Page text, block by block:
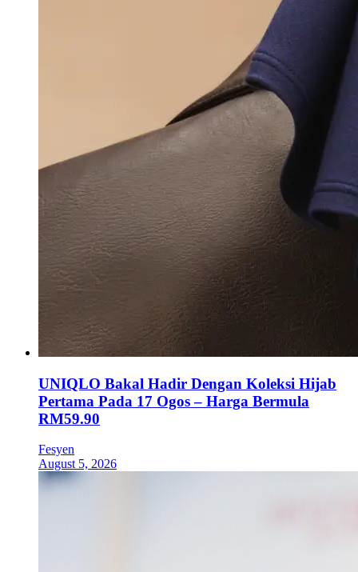
UNIQLO Bakal Hadir Dengan Koleksi Hijab
Pertama Pada 17 Ogos – Harga Bermula
RM59.90
Fesyen
August 5, 2026